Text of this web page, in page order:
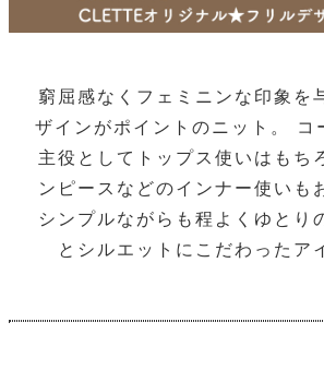
窮屈感なくフェミニンな印象を
ザインがポイントのニット。 コ
主役としてトップス使いはもち
ンピースなどのインナー使いも
シンプルながらも程よくゆとり
とシルエットにこだわったア